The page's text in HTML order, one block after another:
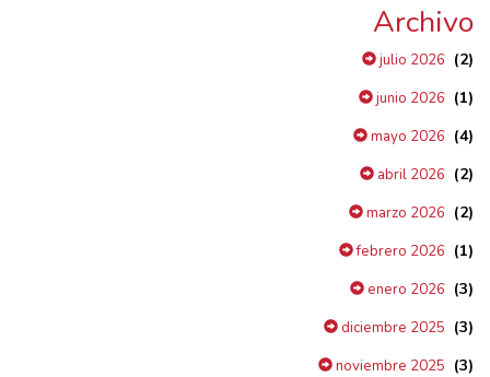
Archivo
julio 2026 (2)
junio 2026 (1)
mayo 2026 (4)
abril 2026 (2)
marzo 2026 (2)
febrero 2026 (1)
enero 2026 (3)
diciembre 2025 (3)
noviembre 2025 (3)